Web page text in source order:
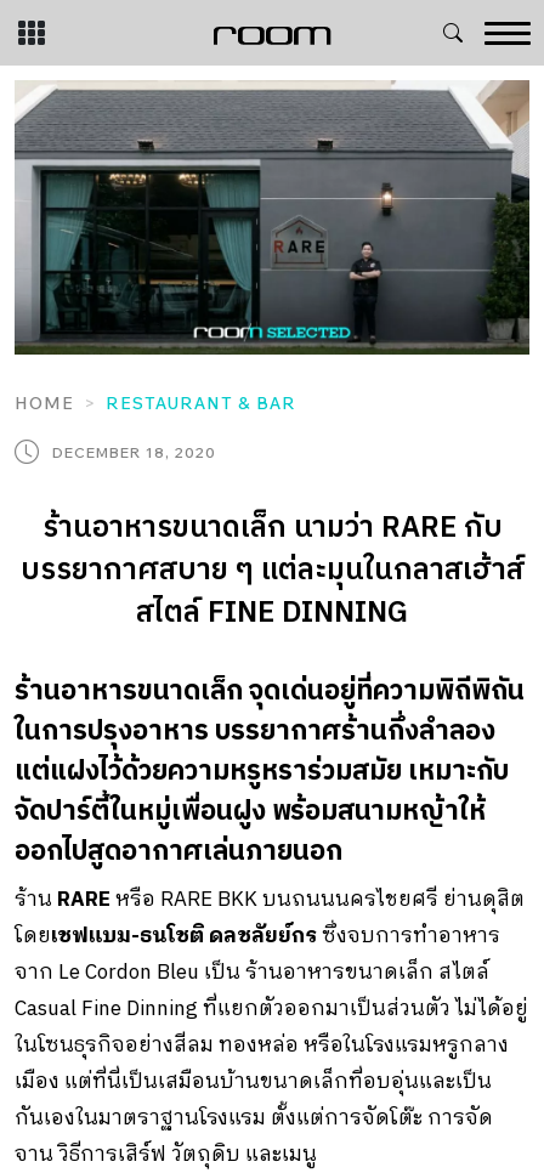
Skip
content
HOME RESTAURANT & BAR
DECEMBER 18, 2020
ร้านอาหารขนาดเล็ก นามว่า RARE กับ
บรรยากาศสบาย ๆ แต่ละมุนในกลาสเฮ้าส์
สไตล์ FINE DINNING
ร้านอาหารขนาดเล็ก จุดเด่นอยู่ที่ความพิถีพิถัน
ในการปรุงอาหาร บรรยากาศร้านกึ่งลำลอง
แต่แฝงไว้ด้วยความหรูหราร่วมสมัย เหมาะกับ
จัดปาร์ตี้ในหมู่เพื่อนฝูง พร้อมสนามหญ้าให้
ออกไปสูดอากาศเล่นภายนอก
ร้าน RAREหรือ RARE BKK บนถนนนครไชยศรี ย่านดุสิต
โดยเชฟแบม-ธนโชติ ดลชลัยย์กรซึ่งจบการทำอาหาร
จาก Le Cordon Bleu เป็น ร้านอาหารขนาดเล็ก สไตล์
Casual Fine Dinning ที่แยกตัวออกมาเป็นส่วนตัว ไม่ได้อยู่
ในโซนธุรกิจอย่างสีลม ทองหล่อ หรือในโรงแรมหรูกลาง
เมือง แต่ที่นี่เป็นเสมือนบ้านขนาดเล็กที่อบอุ่นและเป็น
กันเองในมาตราฐานโรงแรม ตั้งแต่การจัดโต๊ะ การจัด
จาน วิธีการเสิร์ฟ วัตถุดิบ และเมนู